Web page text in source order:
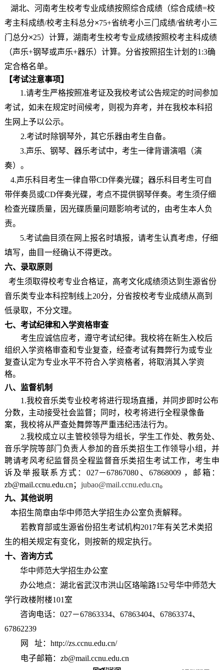
湖北、河南考生校考专业成绩按照综合成绩（综合成绩=校
考主科成绩/校考主科总分×75+省统考小三门成绩/省统考小三
门总分×25）计算，湖南考生校考专业成绩按照校考主科成绩
（声乐+钢琴或声乐+器乐） 计算。分省按照招生计划的1:3确
定合格名单。
【考试注意事项】
1.请考生严格按照准考证及我校考试公告规定的时间参加
考试，如未在规定时间候考，则视为弃考，并在我校本科招
生网上予以公示。
2.考试时除钢琴外，其它乐器由考生自备。
3.声乐、钢琴、器乐考试中，考生一律背谱演唱（演
奏）。
4.声乐科目考生一律自带CD伴奏光碟；器乐科目考生可自
带伴奏员或CD伴奏光碟，考点不提供钢琴伴奏。考生须仔细
检查光碟质量，因光碟质量问题影响考试的，由考生本人负
责。
5.考试曲目须在网上报名时填报，请考生认真考虑，仔细
填写，曲目一经确认不得更改。
六、 录取原则
考生须取得校考专业合格证，高考文化成绩须达到生源省份
音乐类专业本科控制线上20分， 分省按校考专业成绩从高到
低录取，不分文理。
七、考试纪律和入学资格审查
考生应诚信应考，遵守考试纪律。我校将在新生入校后
组织入学资格审查和专业复查，经查考试有舞弊行为或专业
复查认定为专业水平不符合入学资格者，将取消其入学资
格。
八、监督机制
1.我校音乐类专业校考将进行现场直播，并同步即时公布
分数，主动接受社会监督；同时， 校考将进行全程录像备
案， 我校将从严查处舞弊等严重违纪违法行为。
2.我校成立以主管校领导为组长，学生工作处、教务处、
音乐学院等部门负责人参加的音乐类招生工作领导小组，并
聘请考风考纪监督员全程监督音乐类招生考试工作，考生申
诉及举报联系方式：027－67867080、67868009 ，邮箱：
zb@mail.ccnu.edu.cn； jubao@mail.ccnu.edu.cn。
九、其他说明
本招生简章由华中师范大学招生办公室负责解释。
若教育部或生源省份招生考试机构2017年有关艺术类招
生的相关规定有变化，则按新的规定执行。
十、咨询方式
华中师范大学招生办公室
办公地点：湖北省武汉市洪山区珞喻路152号华中师范大
学行政楼附楼101 室
咨询电话： 027－67863334、 67863404、 67863374、
67862239
网
址： http://zs.ccnu.edu.cn/
电子邮箱： zb@mail.ccnu.edu.cn